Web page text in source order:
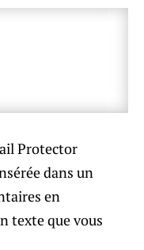
Protector
dans un
en
texte que vous